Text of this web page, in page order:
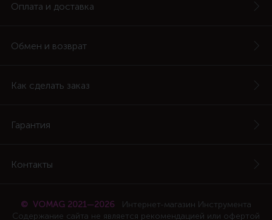
Оплата и доставка
Обмен и возврат
Как сделать заказ
Гарантия
Контакты
© VOMAG 2021—2026
Интернет-магазин Инструмента
Содержание сайта не является рекомендацией или офертой